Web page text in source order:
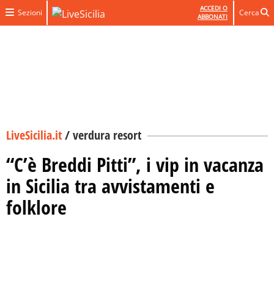
Sezioni
ACCEDI O
ABBONATI
Cerca
LiveSicilia.it/verdura resort
“C’è Breddi Pitti”, i vip in vacanza
in Sicilia tra avvistamenti e
folklore